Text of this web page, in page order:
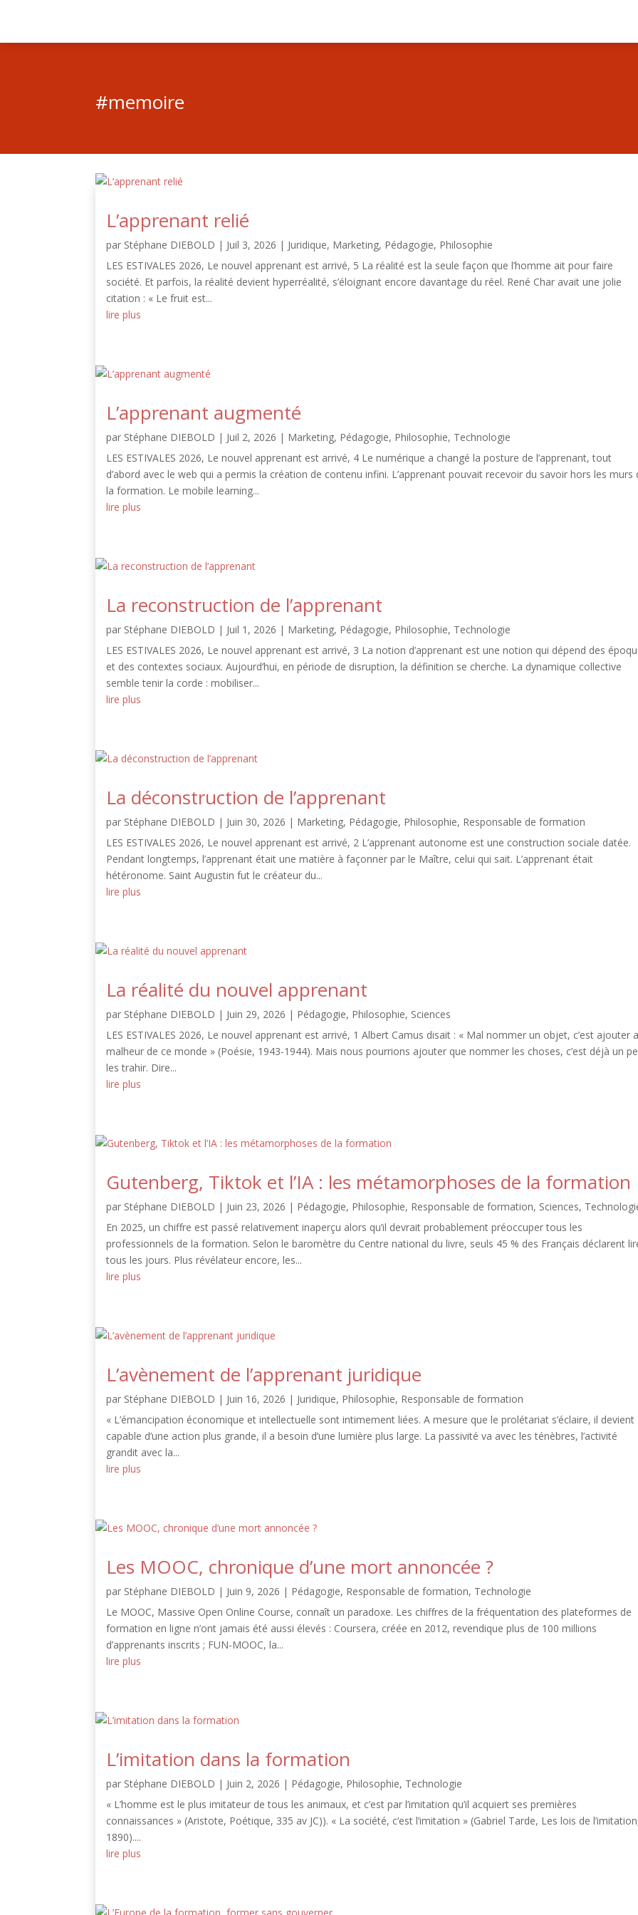
#memoire
L’apprenant relié
par Stéphane DIEBOLD | Juil 3, 2026 | Juridique, Marketing, Pédagogie, Philosophie
LES ESTIVALES 2026, Le nouvel apprenant est arrivé, 5 La réalité est la seule façon que l’homme ait pour faire
société. Et parfois, la réalité devient hyperréalité, s’éloignant encore davantage du réel. René Char avait une jolie
citation : « Le fruit est...
lire plus
L’apprenant augmenté
par Stéphane DIEBOLD | Juil 2, 2026 | Marketing, Pédagogie, Philosophie, Technologie
LES ESTIVALES 2026, Le nouvel apprenant est arrivé, 4 Le numérique a changé la posture de l’apprenant, tout
d’abord avec le web qui a permis la création de contenu infini. L’apprenant pouvait recevoir du savoir hors les murs
la formation. Le mobile learning...
lire plus
La reconstruction de l’apprenant
par Stéphane DIEBOLD | Juil 1, 2026 | Marketing, Pédagogie, Philosophie, Technologie
LES ESTIVALES 2026, Le nouvel apprenant est arrivé, 3 La notion d’apprenant est une notion qui dépend des
et des contextes sociaux. Aujourd’hui, en période de disruption, la définition se cherche. La dynamique collective
semble tenir la corde : mobiliser...
lire plus
La déconstruction de l’apprenant
par Stéphane DIEBOLD | Juin 30, 2026 | Marketing, Pédagogie, Philosophie, Responsable de formation
LES ESTIVALES 2026, Le nouvel apprenant est arrivé, 2 L’apprenant autonome est une construction sociale datée.
Pendant longtemps, l’apprenant était une matière à façonner par le Maître, celui qui sait. L’apprenant était
hétéronome. Saint Augustin fut le créateur du...
lire plus
La réalité du nouvel apprenant
par Stéphane DIEBOLD | Juin 29, 2026 | Pédagogie, Philosophie, Sciences
LES ESTIVALES 2026, Le nouvel apprenant est arrivé, 1 Albert Camus disait : « Mal nommer un objet, c’est ajouter
malheur de ce monde » (Poésie, 1943-1944). Mais nous pourrions ajouter que nommer les choses, c’est déjà un
les trahir. Dire...
lire plus
Gutenberg, Tiktok et l’IA : les métamorphoses de la formation
par Stéphane DIEBOLD | Juin 23, 2026 | Pédagogie, Philosophie, Responsable de formation, Sciences,
En 2025, un chiffre est passé relativement inaperçu alors qu’il devrait probablement préoccuper tous les
professionnels de la formation. Selon le baromètre du Centre national du livre, seuls 45 % des Français déclarent
tous les jours. Plus révélateur encore, les...
lire plus
L’avènement de l’apprenant juridique
par Stéphane DIEBOLD | Juin 16, 2026 | Juridique, Philosophie, Responsable de formation
« L’émancipation économique et intellectuelle sont intimement liées. A mesure que le prolétariat s’éclaire, il devient
capable d’une action plus grande, il a besoin d’une lumière plus large. La passivité va avec les ténèbres, l’activité
grandit avec la...
lire plus
Les MOOC, chronique d’une mort annoncée ?
par Stéphane DIEBOLD | Juin 9, 2026 | Pédagogie, Responsable de formation, Technologie
Le MOOC, Massive Open Online Course, connaît un paradoxe. Les chiffres de la fréquentation des plateformes de
formation en ligne n’ont jamais été aussi élevés : Coursera, créée en 2012, revendique plus de 100 millions
d’apprenants inscrits ; FUN-MOOC, la...
lire plus
L’imitation dans la formation
par Stéphane DIEBOLD | Juin 2, 2026 | Pédagogie, Philosophie, Technologie
« L’homme est le plus imitateur de tous les animaux, et c’est par l’imitation qu’il acquiert ses premières
connaissances » (Aristote, Poétique, 335 av JC)). « La société, c’est l’imitation » (Gabriel Tarde, Les lois de
1890)....
lire plus